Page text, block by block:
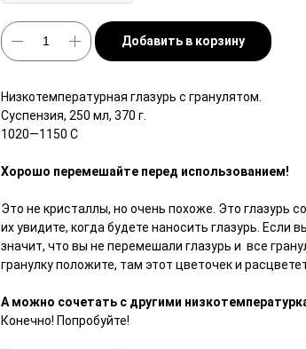
Добавить в корзину
Низкотемпературная глазурь с гранулятом.
Суспензия, 250 мл, 370 г.
1020—1150 С
Хорошо перемешайте перед использованием!
Это не кристаллы, но очень похоже. Это глазурь
их увидите, когда будете наносить глазурь. Если
значит, что вы не перемешали глазурь и все
гранулку положите, там этот цветочек и
А можно сочетать с другими
Конечно! Попробуйте!